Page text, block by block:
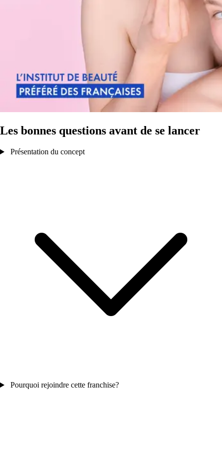
Les bonnes questions avant de se lancer
Présentation du concept
Pourquoi rejoindre cette franchise?